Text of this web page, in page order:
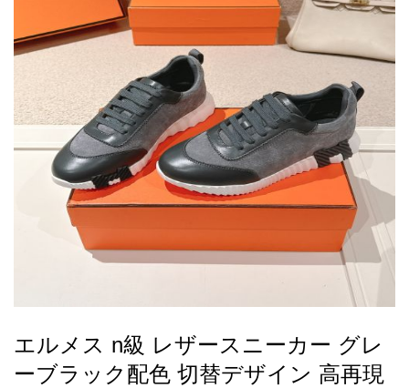
録
ー
管
ら
せ
2026人気特集
バッグ
財布
時計
服
ズボン
衣装セット
靴
住まい用品
アクセサリー
ベルト
スカーフ
アイフォーンケ
ース
小物
す
エルメス n級 レザースニーカー グレ
ーブラック配色 切替デザイン 高再現